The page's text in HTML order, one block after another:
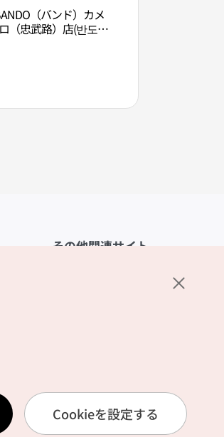
（バンド）カメ
（忠武路）店(반도카
その他関連サイト
Cookieを設定する